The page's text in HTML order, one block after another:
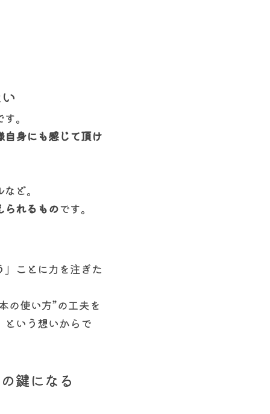
。
自身にも感じて頂け
ど。
られるものです。
ことに力を注ぎた
の使い方”の工夫を
いう想いからで
鍵になる